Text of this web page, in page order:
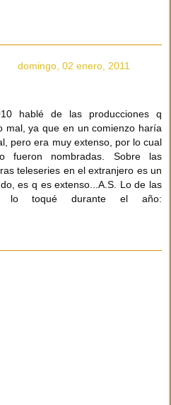
domingo, 02 enero, 2011
hablé de las producciones q
mal, ya que en un comienzo haría
pero era muy extenso, por lo cual
fueron nombradas. Sobre las
teleseries en el extranjero es un
es q es extenso...A.S. Lo de las
lo toqué durante el año: